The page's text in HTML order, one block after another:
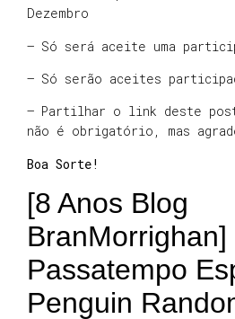
Dezembro
– Só será aceite uma
– Só serão aceites
– Partilhar o link deste
não é obrigatório, mas
Boa Sorte!